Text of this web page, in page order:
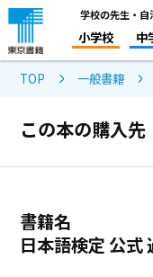
学校の先生・自
小学校 中
TOP 一般書籍
この本の購入先
書籍名
日本語検定 公